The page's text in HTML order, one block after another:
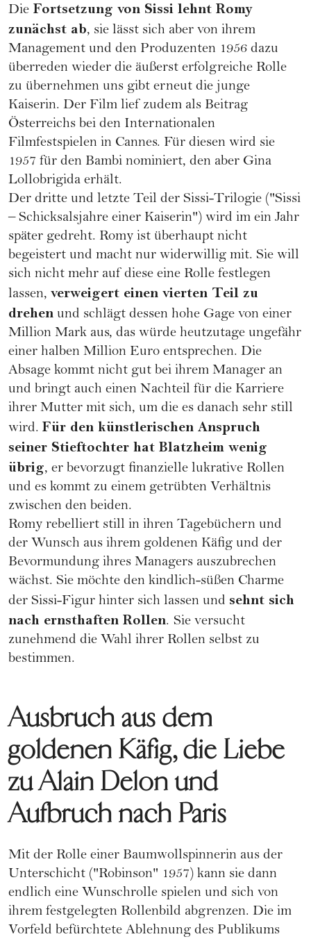
Die Fortsetzung von Sissi lehnt Romy
zunächst ab, sie lässt sich aber von ihrem
Management und den Produzenten 1956 dazu
überreden wieder die äußerst erfolgreiche Rolle
zu übernehmen uns gibt erneut die junge
Kaiserin. Der Film lief zudem als Beitrag
Österreichs bei den Internationalen
Filmfestspielen in Cannes. Für diesen wird sie
1957 für den Bambi nominiert, den aber Gina
Lollobrigida erhält.
Der dritte und letzte Teil der Sissi-Trilogie ("Sissi
– Schicksalsjahre einer Kaiserin") wird im ein Jahr
später gedreht. Romy ist überhaupt nicht
begeistert und macht nur widerwillig mit. Sie will
sich nicht mehr auf diese eine Rolle festlegen
lassen, verweigert einen vierten Teil zu
drehen und schlägt dessen hohe Gage von einer
Million Mark aus, das würde heutzutage ungefähr
einer halben Million Euro entsprechen. Die
Absage kommt nicht gut bei ihrem Manager an
und bringt auch einen Nachteil für die Karriere
ihrer Mutter mit sich, um die es danach sehr still
wird. Für den künstlerischen Anspruch
seiner Stieftochter hat Blatzheim wenig
übrig, er bevorzugt finanzielle lukrative Rollen
und es kommt zu einem getrübten Verhältnis
zwischen den beiden.
Romy rebelliert still in ihren Tagebüchern und
der Wunsch aus ihrem goldenen Käfig und der
Bevormundung ihres Managers auszubrechen
wächst. Sie möchte den kindlich-süßen Charme
der Sissi-Figur hinter sich lassen und sehnt sich
nach ernsthaften Rollen. Sie versucht
zunehmend die Wahl ihrer Rollen selbst zu
bestimmen.
Ausbruch aus dem
goldenen Käfig, die Liebe
zu Alain Delon und
Aufbruch nach Paris
Mit der Rolle einer Baumwollspinnerin aus der
Unterschicht ("Robinson" 1957) kann sie dann
endlich eine Wunschrolle spielen und sich von
ihrem festgelegten Rollenbild abgrenzen. Die im
Vorfeld befürchtete Ablehnung des Publikums